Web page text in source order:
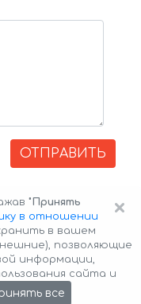
ОТПРАВИТЬ
Cookie Policy
×
"Принять
в отношении
в вашем
позволяющие
информации,
сайта и
все